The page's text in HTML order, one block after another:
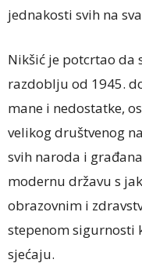
jednakosti svih na
Nikšić je potcrtao da
razdoblju od 1945.
mane i nedostatke,
velikog društvenog
svih naroda i
modernu državu s
obrazovnim i
stepenom sigurnosti
sjećaju.